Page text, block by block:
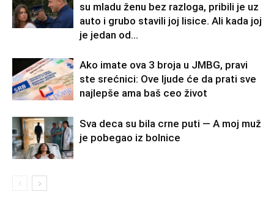
su mladu ženu bez razloga, pribili je uz
auto i grubo stavili joj lisice. Ali kada joj
je jedan od...
Ako imate ova 3 broja u JMBG, pravi
ste srećnici: Ove ljude će da prati sve
najlepše ama baš ceo život
Sva deca su bila crne puti — A moj muž
je pobegao iz bolnice